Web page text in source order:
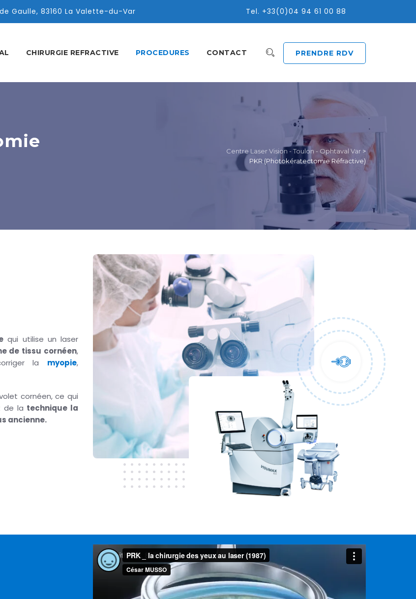
Gaulle, 83160 La Valette-du-Var Tel. +33(0)04 94 61 00 88
PRENDRE RDV
CHIRURGIE REFRACTIVE PROCEDURES CONTACT
Centre Laser Vision - Toulon - Ophtaval Var >
PKR (Photokératectomie Réfractive)
qui utilise un laser
de tissu cornéen,
la myopie,
cornéen, ce qui
de la technique la
ancienne.